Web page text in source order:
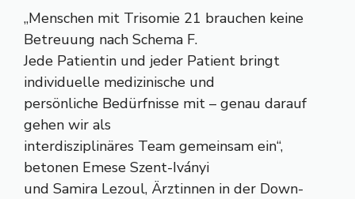
„Menschen mit Trisomie 21 brauchen keine
Betreuung nach Schema F.
Jede Patientin und jeder Patient bringt
individuelle medizinische und
persönliche Bedürfnisse mit – genau darauf
gehen wir als
interdisziplinäres Team gemeinsam ein“,
betonen Emese Szent-Iványi
und Samira Lezoul, Ärztinnen in der Down-